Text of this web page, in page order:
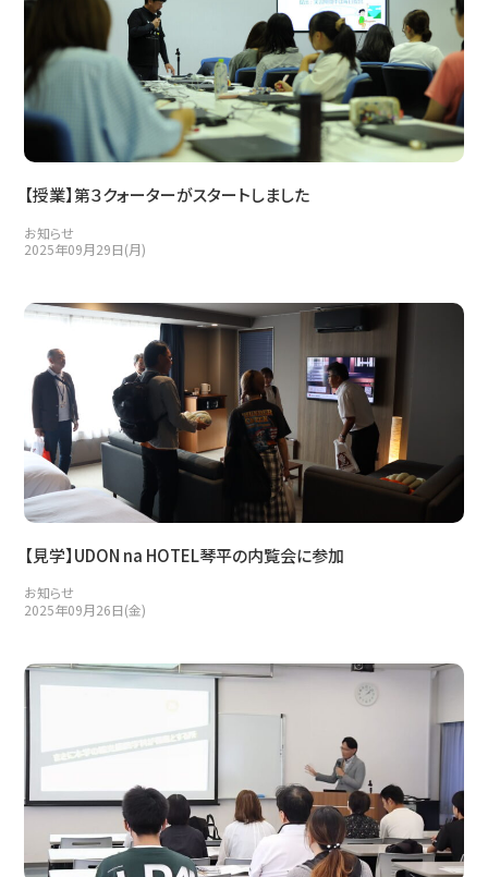
【授業】第３クォーターがスタートしました
お知らせ
2025年09月29日(月)
【見学】UDON na HOTEL琴平の内覧会に参加
お知らせ
2025年09月26日(金)